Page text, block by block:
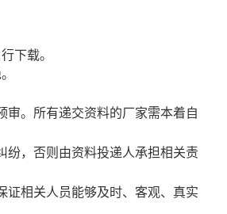
下载。
审。所有递交资料的厂家需本着自
纷，否则由资料投递人承担相关责
证相关人员能够及时、客观、真实